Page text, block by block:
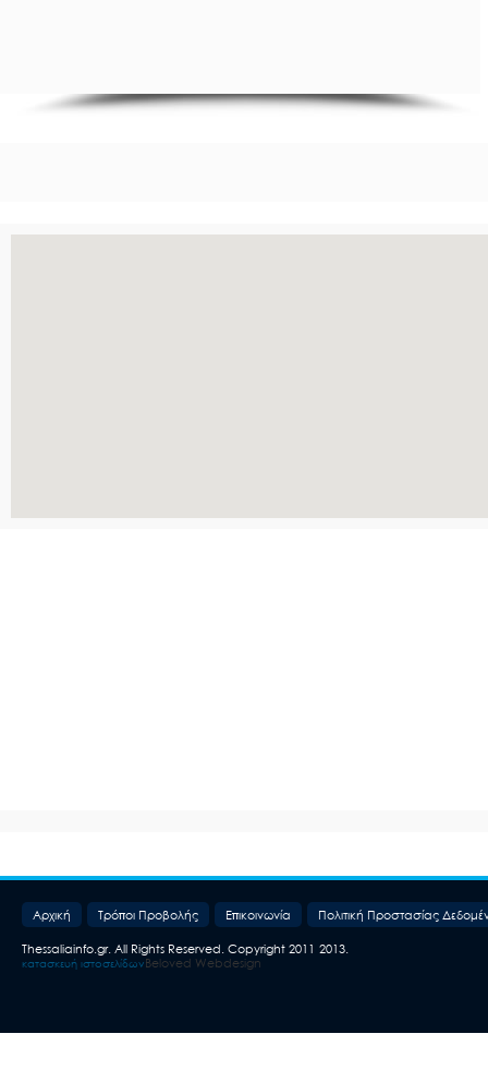
Aρχική Τρόποι Προβολής Επικοινωνία Πολιτική Προστασίας
Thessaliainfo.gr. All Rights Reserved. Copyright 2011-2013.
κατασκευή ιστοσελίδωνBeloved Webdesign